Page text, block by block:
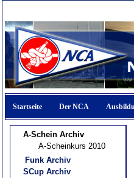
Startseite Der NCA
A-Schein Archiv
A-Scheinkurs 2010
Funk Archiv
SCup Archiv